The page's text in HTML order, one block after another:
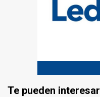
Te pueden interesar